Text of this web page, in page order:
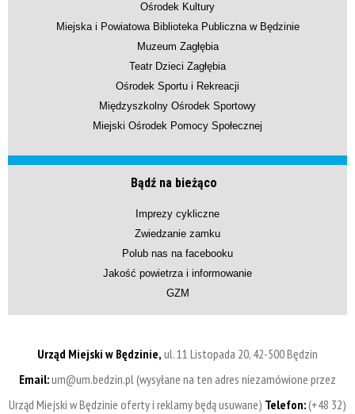
Ośrodek Kultury
Miejska i Powiatowa Biblioteka Publiczna w Będzinie
Muzeum Zagłębia
Teatr Dzieci Zagłębia
Ośrodek Sportu i Rekreacji
Międzyszkolny Ośrodek Sportowy
Miejski Ośrodek Pomocy Społecznej
Bądź na bieżąco
Imprezy cykliczne
Zwiedzanie zamku
Polub nas na facebooku
Jakość powietrza i informowanie
GZM
Urząd Miejski w Będzinie, ul. 11 Listopada 20, 42-500 Będzin
Email:um@um.bedzin.pl (wysyłane na ten adres niezamówione przez
Urząd Miejski w Będzinie oferty i reklamy będą usuwane) Telefon:(+48 32)